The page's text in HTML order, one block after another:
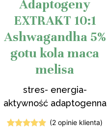
Adaptogeny
EXTRAKT 10:1
Ashwagandha 5%
gotu kola maca
melisa
stres- energia-
aktywność adaptogenna
(2opinie klienta)